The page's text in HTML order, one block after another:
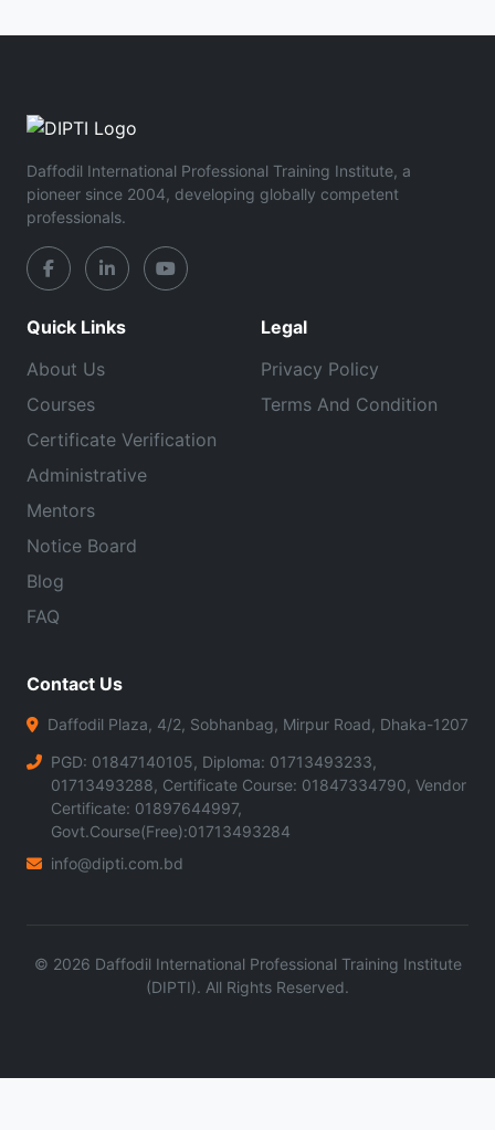
Daffodil International Professional Training Institute, a
pioneer since 2004, developing globally competent
professionals.
Quick Links
About Us
Courses
Certificate Verification
Administrative
Mentors
Notice Board
Blog
FAQ
Legal
Privacy Policy
Terms And Condition
Contact Us
Daffodil Plaza, 4/2, Sobhanbag, Mirpur Road, Dhaka-1207
PGD: 01847140105, Diploma: 01713493233,
01713493288, Certificate Course: 01847334790, Vendor
Certificate: 01897644997,
Govt.Course(Free):01713493284
info@dipti.com.bd
© 2026 Daffodil International Professional Training Institute
(DIPTI). All Rights Reserved.